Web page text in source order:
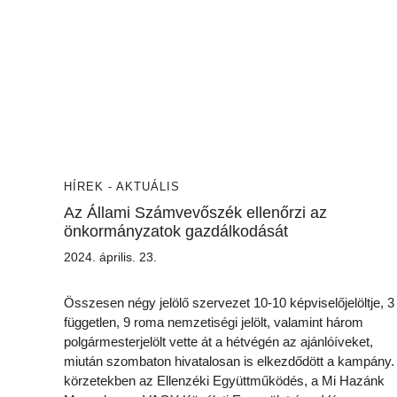
HÍREK - AKTUÁLIS
Az Állami Számvevőszék ellenőrzi az
önkormányzatok gazdálkodását
2024. április. 23.
Összesen négy jelölő szervezet 10-10 képviselőjelöltje, 3
független, 9 roma nemzetiségi jelölt, valamint három
polgármesterjelölt vette át a hétvégén az ajánlóíveket,
miután szombaton hivatalosan is elkezdődött a kampány.
körzetekben az Ellenzéki Együttműködés, a Mi Hazánk